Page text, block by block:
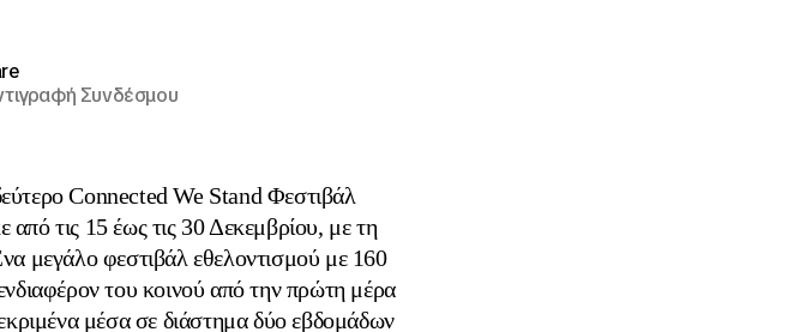
Συνδέσμου
Connected We Stand Φεστιβάλ
τις 15 έως τις 30 Δεκεμβρίου, με τη
μεγάλο φεστιβάλ εθελοντισμού με 160
του κοινού από την πρώτη μέρα
μέσα σε διάστημα δύο εβδομάδων